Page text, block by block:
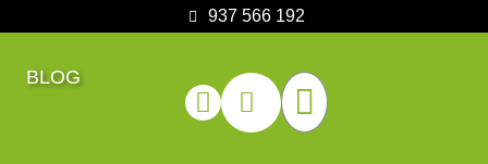
937 566 192
BLOG